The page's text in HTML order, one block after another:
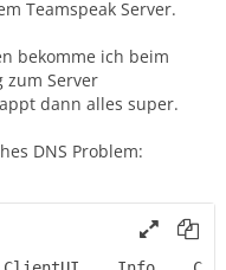
of this script
Teamspeak Server.
bekomme ich beim
Server
dann alles super.
DNS Problem: